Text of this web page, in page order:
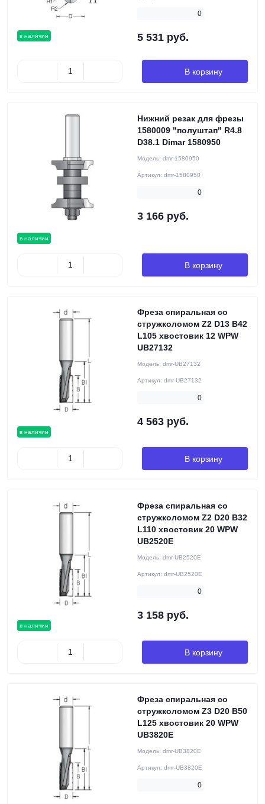
в наличии
0
5 531 руб.
В корзину
в наличии
Нижний резак для фрезы
1580009 "полуштап" R4.8
D38.1 Dimar 1580950
Модель: dmr-1580950
Артикул: dmr-1580950
0
3 166 руб.
В корзину
в наличии
Фреза cпиральная со
стружколомом Z2 D13 B42
L105 хвостовик 12 WPW
UB27132
Модель: dmr-UB27132
Артикул: dmr-UB27132
0
4 563 руб.
В корзину
в наличии
Фреза cпиральная со
стружколомом Z2 D20 B32
L110 хвостовик 20 WPW
UB2520E
Модель: dmr-UB2520E
Артикул: dmr-UB2520E
0
3 158 руб.
В корзину
Фреза cпиральная со
стружколомом Z3 D20 B50
L125 хвостовик 20 WPW
UB3820E
Модель: dmr-UB3820E
Артикул: dmr-UB3820E
0